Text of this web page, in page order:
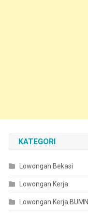
KATEGORI
Lowongan Bekasi
Lowongan Kerja
Lowongan Kerja BUMN